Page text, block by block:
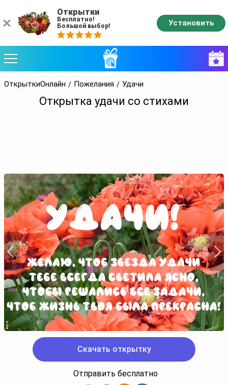
ОткрыткиОнлайн Пожелания Удачи
Открытка удачи со стихами
Скачать открытку
Отправить бесплатно
Открытки
Бесплатно!
Большой выбор!
Установить